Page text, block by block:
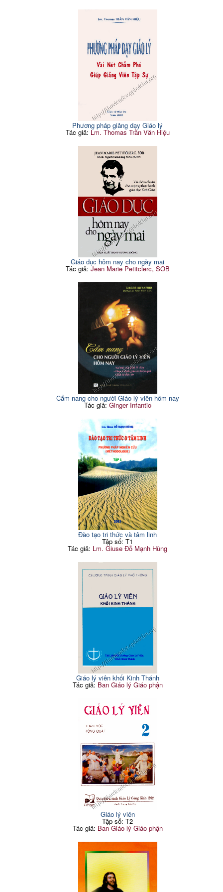
Phương pháp giảng dạy Giáo lý
Tác giả: Lm. Thomas Trần Văn Hiệu
Giáo dục hôm nay cho ngày mai
Tác giả: Jean Marie Petitclerc, SOB
Cẩm nang cho người Giáo lý viên hôm nay
Tác giả: Ginger Infantio
Đào tạo tri thức và tâm linh
Tập số: T1
Tác giả: Lm. Giuse Đỗ Mạnh Hùng
Giáo lý viên khối Kinh Thánh
Tác giả: Ban Giáo lý Giáo phận
Giáo lý viên
Tập số: T2
Tác giả: Ban Giáo lý Giáo phận